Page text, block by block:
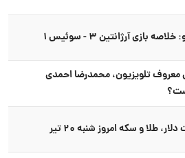
بازی آرژانتین ۳ - سوئیس ۱
معروف تلویزیون، محمدرضا احمدی
طلا و سکه امروز شنبه ۲۰ تیر